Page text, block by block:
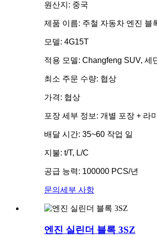
원산지: 중국
제품 이름: 주철 자동차 엔진 블
모델: 4G15T
적용 모델: Changfeng SUV, 세
최소 주문 수량: 협상
가격: 협상
포장 세부 정보: 개별 포장 + 라
배달 시간: 35~60 작업 일
지불: t/T, L/C
공급 능력: 100000 PCS/년
문의 세부 사항
엔진 실린더 블록 3SZ